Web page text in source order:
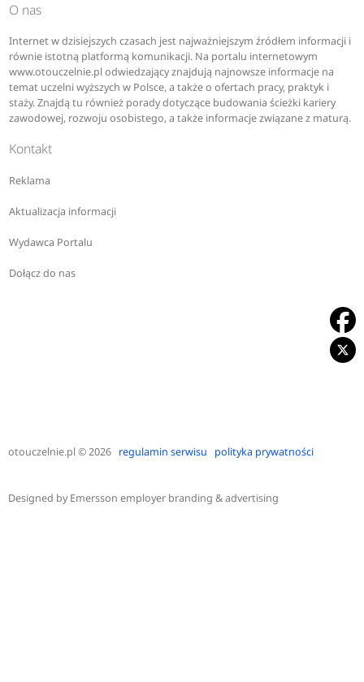
O nas
Internet w dzisiejszych czasach jest najważniejszym źródłem informacji i
równie istotną platformą komunikacji. Na portalu internetowym
www.otouczelnie.pl odwiedzający znajdują najnowsze informacje na
temat uczelni wyższych w Polsce, a także o ofertach pracy, praktyk i
staży. Znajdą tu również porady dotyczące budowania ścieżki kariery
zawodowej, rozwoju osobistego, a także informacje związane z maturą.
Kontakt
Reklama
Aktualizacja informacji
Wydawca Portalu
Dołącz do nas
otouczelnie.pl© 2026 regulamin serwisu polityka prywatności
Designed byEmersson employer branding & advertising